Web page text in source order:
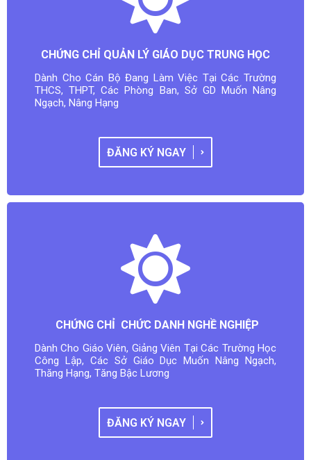
CHỨNG CHỈ QUẢN LÝ GIÁO DỤC TRUNG HỌC
Dành Cho Cán Bộ Đang Làm Việc Tại Các Trường
THCS, THPT, Các Phòng Ban, Sở GD Muốn Nâng
Ngạch, Nâng Hạng
ĐĂNG KÝ NGAY
CHỨNG CHỈ CHỨC DANH NGHỀ NGHIỆP
Dành Cho Giáo Viên, Giảng Viên Tại Các Trường Học
Công Lập, Các Sở Giáo Dục Muốn Nâng Ngạch,
Thăng Hạng, Tăng Bậc Lương
ĐĂNG KÝ NGAY